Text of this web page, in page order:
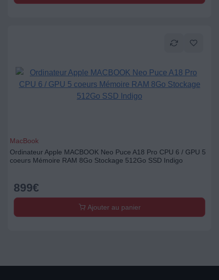
MacBook
Ordinateur Apple MACBOOK Neo Puce A18 Pro CPU 6 / GPU 5
coeurs Mémoire RAM 8Go Stockage 512Go SSD Indigo
899€
Ajouter au panier